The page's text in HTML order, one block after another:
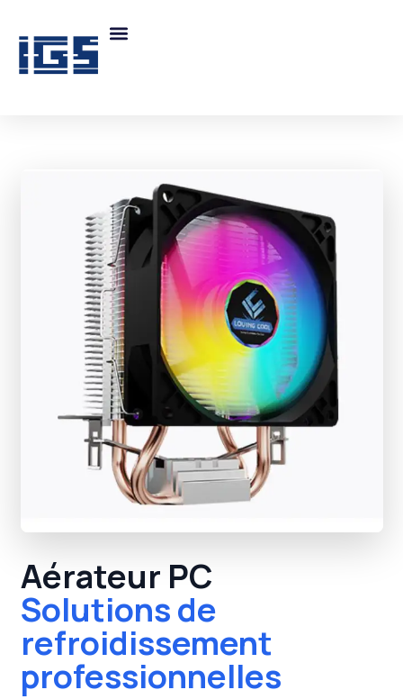
Aérateur PC
Solutions de
refroidissement
professionnelles